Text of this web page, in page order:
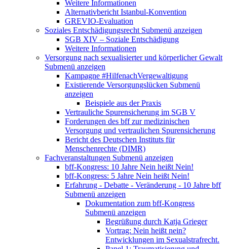
Weitere Informationen
Alternativbericht Istanbul-Konvention
GREVIO-Evaluation
Soziales Entschädigungsrecht Submenü anzeigen
SGB XIV – Soziale Entschädigung
Weitere Informationen
Versorgung nach sexualisierter und körperlicher Gewalt
Submenü anzeigen
Kampagne #HilfenachVergewaltigung
Existierende Versorgungslücken Submenü
anzeigen
Beispiele aus der Praxis
Vertrauliche Spurensicherung im SGB V
Forderungen des bff zur medizinischen
Versorgung und vertraulichen Spurensicherung
Bericht des Deutschen Instituts für
Menschenrechte (DIMR)
Fachveranstaltungen Submenü anzeigen
bff-Kongress: 10 Jahre Nein heißt Nein!
bff-Kongress: 5 Jahre Nein heißt Nein!
Erfahrung - Debatte - Veränderung - 10 Jahre bff
Submenü anzeigen
Dokumentation zum bff-Kongress
Submenü anzeigen
Begrüßung durch Katja Grieger
Vortrag: Nein heißt nein?
Entwicklungen im Sexualstrafrecht.